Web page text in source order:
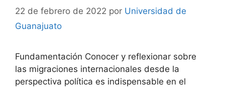
22 de febrero de 2022 por Universidad de
Guanajuato
Fundamentación Conocer y reflexionar sobre
las migraciones internacionales desde la
perspectiva política es indispensable en el